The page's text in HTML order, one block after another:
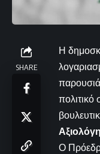
SHARE
Η
πολιτικό
Ο